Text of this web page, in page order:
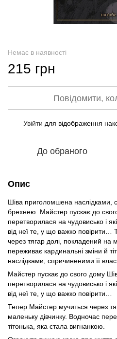
Немає в наявності
215 грн
Повідомити,
Увійти для відображення
До обраного
Опис
Шіва приголомшена наслідками,
брехнею. Майстер пускає до
перетворилася на чудовисько і
від неї те, у що важко
через тягар долі, покладений на
переживає кардинальні зміни й
наслідками, спричиненими її
Майстер пускає до свого дому
перетворилася на чудовисько і
від неї те, у що важко повірити…
Тепер Майстер мучиться через
маленьку дівчинку. Водночас
тітонька, яка стала вигнанкою.